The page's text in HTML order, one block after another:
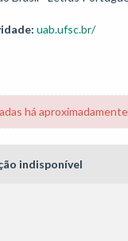
uab.ufsc.br/
há
indisponível